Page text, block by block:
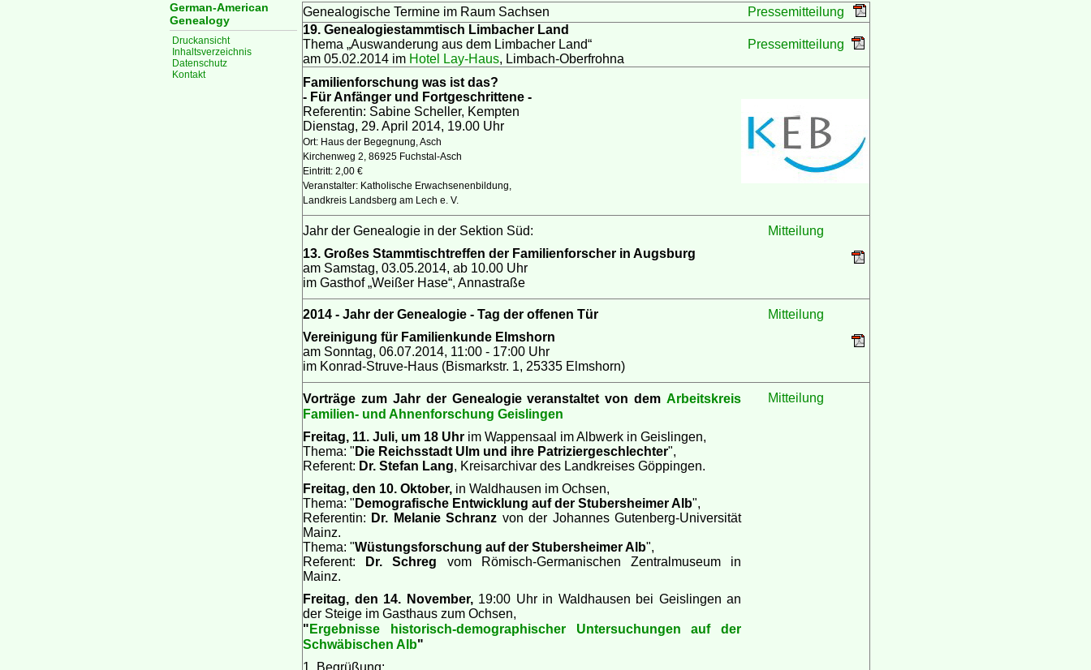
German-American
Genealogy
Druckansicht
Inhaltsverzeichnis
Datenschutz
Kontakt
Genealogische Termine im Raum Sachsen
Pressemitteilung
19. Genealogiestammtisch Limbacher Land
Thema „Auswanderung aus dem Limbacher Land“
am 05.02.2014 im Hotel Lay-Haus, Limbach-Oberfrohna
Pressemitteilung
Familienforschung was ist das?
- Für Anfänger und Fortgeschrittene -
Referentin: Sabine Scheller, Kempten
Dienstag, 29. April 2014, 19.00 Uhr
Ort: Haus der Begegnung, Asch
Kirchenweg 2, 86925 Fuchstal-Asch
Eintritt: 2,00 €
Veranstalter: Katholische Erwachsenenbildung,
Landkreis Landsberg am Lech e. V.
Jahr der Genealogie in der Sektion Süd:
13. Großes Stammtischtreffen der Familienforscher in Augsburg
am Samstag, 03.05.2014, ab 10.00 Uhr
im Gasthof „Weißer Hase“, Annastraße
Mitteilung
2014 - Jahr der Genealogie - Tag der offenen Tür
Vereinigung für Familienkunde Elmshorn
am Sonntag, 06.07.2014, 11:00 - 17:00 Uhr
im Konrad-Struve-Haus (Bismarkstr. 1, 25335 Elmshorn)
Mitteilung
Vorträge zum Jahr der Genealogie veranstaltet von dem Arbeitskreis
Familien- und Ahnenforschung Geislingen
Freitag, 11. Juli, um 18 Uhr im Wappensaal im Albwerk in Geislingen,
Thema: " Die Reichsstadt Ulm und ihre Patriziergeschlechter",
Referent: Dr. Stefan Lang, Kreisarchivar des Landkreises Göppingen.
Freitag, den 10. Oktober, in Waldhausen im Ochsen,
Thema: " Demografische Entwicklung auf der Stubersheimer Alb",
Referentin: Dr. Melanie Schranz von der Johannes Gutenberg-Universität
Mainz.
Thema: "Wüstungsforschung auf der Stubersheimer Alb",
Referent:
Dr. Schreg vom Römisch-Germanischen Zentralmuseum in
Mainz.
Freitag, den 14. November,19:00 Uhr in Waldhausen bei Geislingen an
der Steige im Gasthaus zum Ochsen,
"Ergebnisse historisch-demographischer Untersuchungen auf der
Schwäbischen Alb"
1. Begrüßung:
Mitteilung